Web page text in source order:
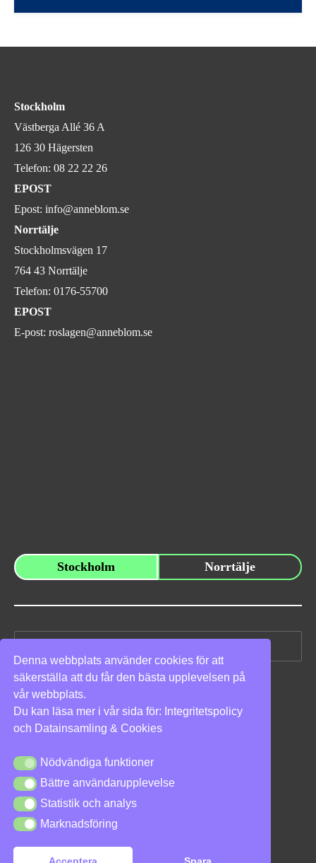
Denna webbplats använder cookies för att
säkerställa att du får den bästa upplevelsen på
vår webbplats.
Du kan läsa mer i vår sida för: Integritetspolicy
och Datainsamling & Cookies
Nödvändiga funktioner
Nödvändiga funktioner
Bättre användarupplevelse
Bättre användarupplevelse
Statistik och analys
Statistik och analys
Marknadsföring
Marknadsföring
Stockholm
Västberga Allé 36 A
126 30 Hägersten
Telefon: 08 22 22 26
EPOST
Epost: info@anneblom.se
Norrtälje
Stockholmsvägen 17
764 43 Norrtälje
Telefon: 0176-55700
EPOST
E-post: roslagen@anneblom.se
Stockholm Norrtälje
Sök
efter:
Vi stöder
Integritetspolicy|